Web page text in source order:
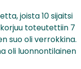
joista 10 sijaitsi
toteutettiin 7
suo oli verrokkina.
oli luonnontilainen